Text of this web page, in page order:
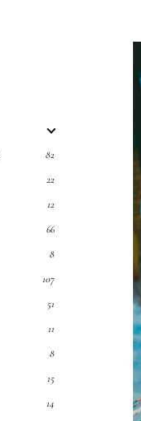
82
22
12
66
8
107
51
11
8
15
14